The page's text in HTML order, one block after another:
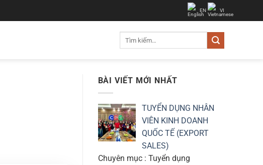
EN VI
BÀI VIẾT MỚI NHẤT
TUYỂN DỤNG NHÂN
VIÊN KINH DOANH
QUỐC TẾ (EXPORT
SALES)
Chuyên mục : Tuyển dụng